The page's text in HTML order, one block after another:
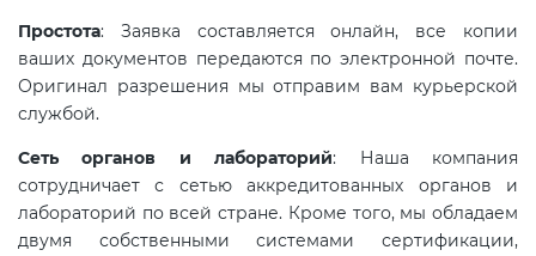
Простота: Заявка составляется онлайн, все копии
ваших документов передаются по электронной почте.
Оригинал разрешения мы отправим вам курьерской
службой.
Сеть органов и лабораторий: Наша компания
сотрудничает с сетью аккредитованных органов и
лабораторий по всей стране. Кроме того, мы обладаем
двумя собственными системами сертификации,
Сертификация детских товаров
(ТР ТС 007)
Сертификация товаров легкой
промышленности (ТР ТС 017)